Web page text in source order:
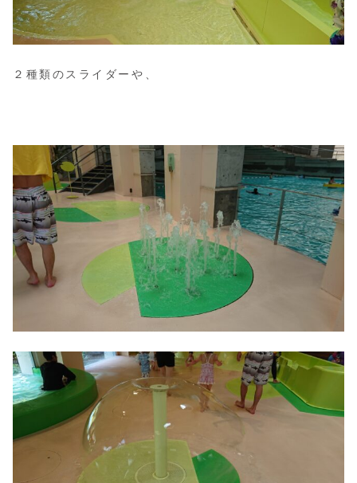
２種類のスライダーや、